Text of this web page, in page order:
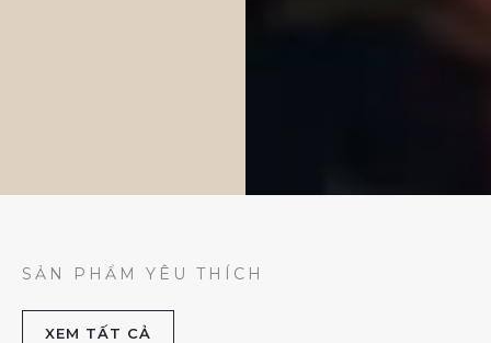
SẢN PHẨM YÊU THÍCH
XEM TẤT CẢ